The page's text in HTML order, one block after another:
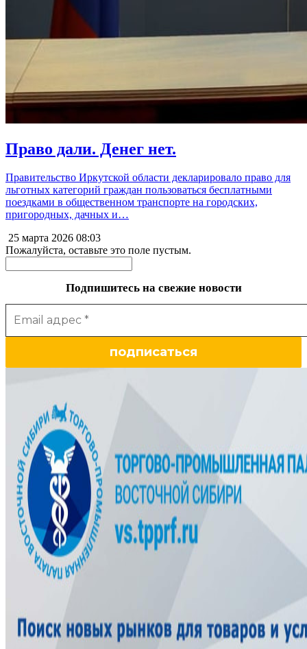
Право дали. Денег нет.
Правительство Иркутской области декларировало право для
льготных категорий граждан пользоваться бесплатными
поездками в общественном транспорте на городских,
пригородных, дачных и…
25 марта 2026 08:03
Пожалуйста, оставьте это поле пустым.
Подпишитесь на свежие новости